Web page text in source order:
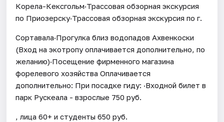
Корела-Кексгольм·Трассовая обзорная экскурсия
по Приозерску·Трассовая обзорная экскурсия по г.
Сортавала·Прогулка близ водопадов Ахвенкоски
(Вход на экотропу оплачивается дополнительно, по
желанию)·Посещение фирменного магазина
форелевого хозяйства Оплачивается
дополнительно: При посадке гиду: ·Входной билет в
парк Рускеала - взрослые 750 руб.
, лица 60+ и студенты 650 руб.